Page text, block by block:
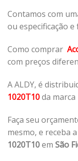
Contamos com
ou especificação
Como comprar
com preços
A ALDY, é
1020T10da
Faça seu
mesmo, e receba
1020T10em São